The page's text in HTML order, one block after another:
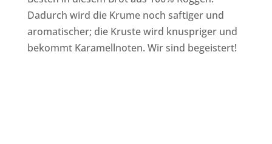
Dadurch wird die Krume noch saftiger und
aromatischer; die Kruste wird knuspriger und
bekommt Karamellnoten. Wir sind begeistert!